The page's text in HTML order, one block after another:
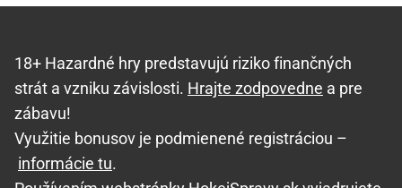
18+ Hazardné hry predstavujú riziko finančných
strát a vzniku závislosti. Hrajte zodpovedne a pre
zábavu!
Využitie bonusov je podmienené registráciou –
informácie tu.